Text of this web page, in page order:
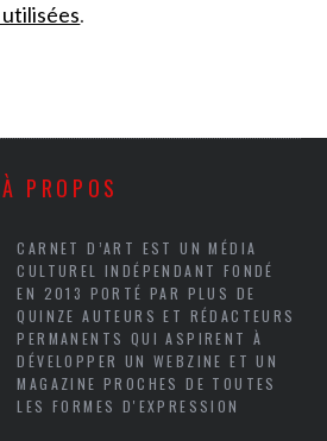
.
À PROPOS
CARNET D’ART EST UN MÉDIA
CULTUREL INDÉPENDANT FONDÉ
EN 2013 PORTÉ PAR PLUS DE
QUINZE AUTEURS ET RÉDACTEURS
PERMANENTS QUI ASPIRENT À
DÉVELOPPER UN WEBZINE ET UN
MAGAZINE PROCHES DE TOUTES
LES FORMES D'EXPRESSION